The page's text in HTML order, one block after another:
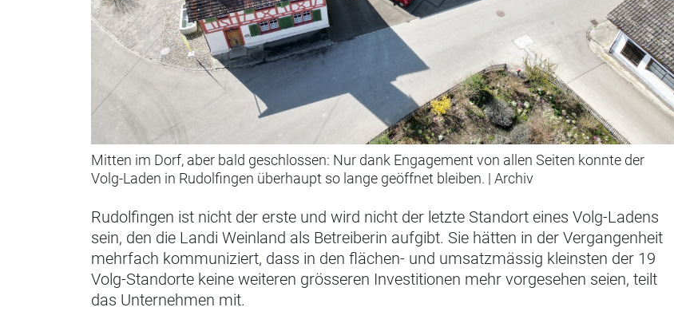
Mitten im Dorf, aber bald geschlossen: Nur dank Engagement von allen Seiten konnte der
Volg-Laden in Rudolfingen überhaupt so lange geöffnet bleiben. | Archiv
Rudolfingen ist nicht der erste und wird nicht der letzte Standort eines Volg-Ladens
sein, den die Landi Weinland als Betreiberin aufgibt. Sie hätten in der Vergangenheit
mehrfach kommuniziert, dass in den flächen- und umsatzmässig kleinsten der 19
Volg-Standorte keine weiteren grösseren Investitionen mehr vorgesehen seien, teilt
das Unternehmen mit.